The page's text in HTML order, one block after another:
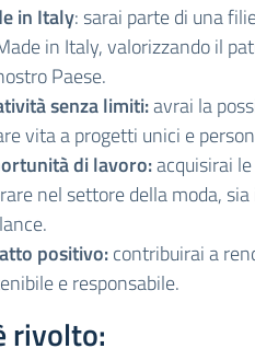
in Italy: sarai parte di una
in Italy, valorizzando il
Paese.
senza limiti:avrai la
vita a progetti unici e
di lavoro:acquisirai
nel settore della moda,
positivo:contribuirai a
e responsabile.
rivolto: